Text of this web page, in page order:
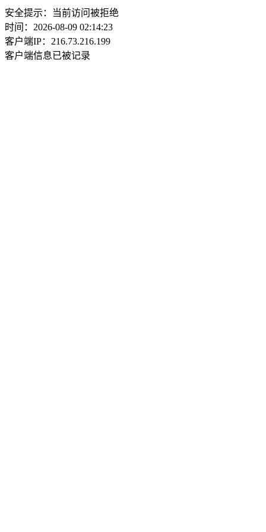
安全提示：当前访问被拒绝
时间：2026-08-09 02:14:23
客户端IP：216.73.216.199
客户端信息已被记录